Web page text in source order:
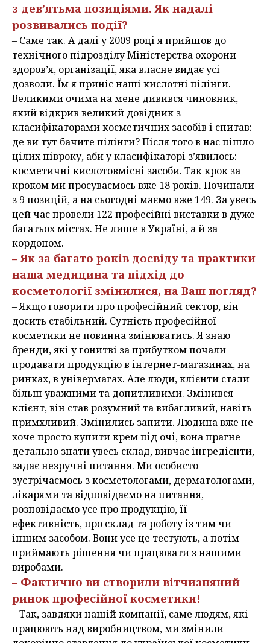
з дев’ятьма позиціями. Як надалі
розвивались події?
– Саме так. А далі у 2009 році я прийшов до
технічного підрозділу Міністерства охорони
здоров’я, організації, яка власне видає усі
дозволи. Їм я приніс наші кислотні пілінги.
Великими очима на мене дивився чиновник,
який відкрив великий довідник з
класифікаторами косметичних засобів і спитав:
де ви тут бачите пілінги? Після того в нас пішло
цілих півроку, аби у класифікаторі з’явилось:
косметичні кислотовмісні засоби. Так крок за
кроком ми просуваємось вже 18 років. Починали
з 9 позицій, а на сьогодні маємо вже 149. За увесь
цей час провели 122 професійні виставки в дуже
багатьох містах. Не лише в Україні, а й за
кордоном.
– Як за багато років досвіду та практики
наша медицина та підхід до
косметології змінилися, на Ваш погляд?
– Якщо говорити про професійний сектор, він
досить стабільний. Сутність професійної
косметики не повинна змінюватись. Я знаю
бренди, які у гонитві за прибутком почали
продавати продукцію в інтернет-магазинах, на
ринках, в універмагах. Але люди, клієнти стали
більш уважними та допитливими. Змінився
клієнт, він став розумний та вибагливий, навіть
примхливий. Змінились запити. Людина вже не
хоче просто купити крем під очі, вона прагне
детально знати увесь склад, вивчає інгредієнти,
задає незручні питання. Ми особисто
зустрічаємось з косметологами, дерматологами,
лікарями та відповідаємо на питання,
розповідаємо усе про продукцію, її
ефективність, про склад та роботу із тим чи
іншим засобом. Вони усе це тестують, а потім
приймають рішення чи працювати з нашими
виробами.
– Фактично ви створили вітчизняний
ринок професійної косметики!
– Так, завдяки нашій компанії, саме людям, які
працюють над виробництвом, ми змінили